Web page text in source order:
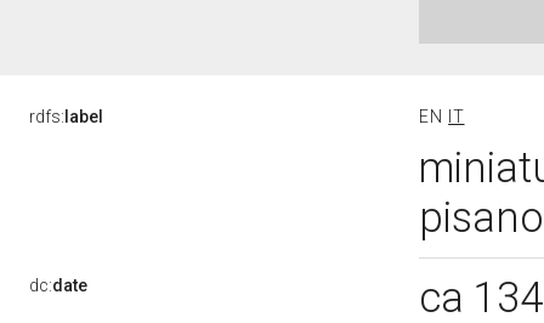
rdfs: label EN IT
dc:date ca